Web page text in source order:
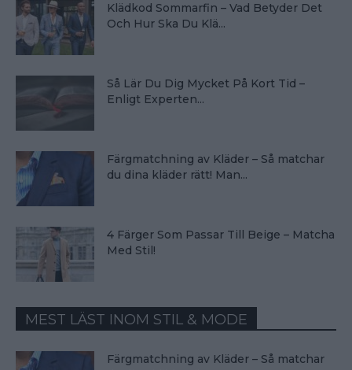
Klädkod Sommarfin – Vad Betyder Det
Och Hur Ska Du Klä...
Så Lär Du Dig Mycket På Kort Tid –
Enligt Experten...
Färgmatchning av Kläder – Så matchar
du dina kläder rätt! Man...
4 Färger Som Passar Till Beige – Matcha
Med Stil!
MEST LÄST INOM STIL & MODE
Färgmatchning av Kläder – Så matchar